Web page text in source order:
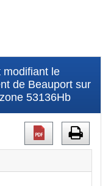
modifiant le
de Beauport sur
53136Hb